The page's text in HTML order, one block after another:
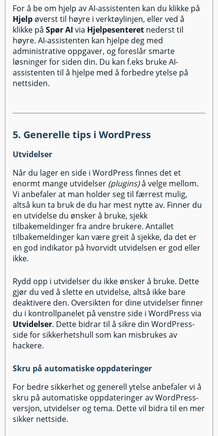
For å be om hjelp av AI-assistenten kan du klikke på
Hjelp øverst til høyre i verktøylinjen, eller ved å
klikke på Spør AI via Hjelpesenteret nederst til
høyre. AI-assistenten kan hjelpe deg med
administrative oppgaver, og foreslår smarte
løsninger for siden din. Du kan f.eks bruke AI-
assistenten til å hjelpe med å forbedre ytelse på
nettsiden.
5. Generelle tips i WordPress
Utvidelser
Når du lager en side i WordPress finnes det et
enormt mange utvidelser (plugins)å velge mellom.
Vi anbefaler at man holder seg til færrest mulig,
altså kun ta bruk de du har mest nytte av. Finner du
en utvidelse du ønsker å bruke, sjekk
tilbakemeldinger fra andre brukere. Antallet
tilbakemeldinger kan være greit å sjekke, da det er
en god indikator på hvorvidt utvidelsen er god eller
ikke.
Rydd opp i utvidelser du ikke ønsker å bruke. Dette
gjør du ved å slette en utvidelse, altså ikke bare
deaktivere den. Oversikten for dine utvidelser finner
du i kontrollpanelet på venstre side i WordPress via
Utvidelser. Dette bidrar til å sikre din WordPress-
side for sikkerhetshull som kan misbrukes av
hackere.
Skru på automatiske oppdateringer
For bedre sikkerhet og generell ytelse anbefaler vi å
skru på automatiske oppdateringer av WordPress-
versjon, utvidelser og tema. Dette vil bidra til en mer
sikker nettside.